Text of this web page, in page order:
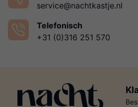
service@nachtkastje.nl
Telefonisch
+31 (0)316 251 570